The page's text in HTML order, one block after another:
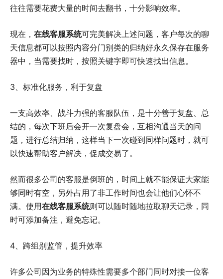
往往需要花费大量的时间去翻书，十分影响效率。
现在， 在线客服系统可完美解决上述问题，客户每次的聊
天信息都可以按照内容分门别类的归纳好永久保存在服务
器中，当需要找时，按照关键字即可快速找出信息。
3、标准化服务，利于复盘
一支高效率、战斗力强的客服队伍，是十分善于复盘、总
结的，每次下班后会开一次复盘会，互相沟通当天的问
题，进行总结归纳，这样当下一次碰到同样问题时，就可
以快速帮助客户解决，促成交易了。
然而很多公司的客服是倒班的，时间上就不能保证大家能
够同时有空，另外占用了非工作时间也会让他们心怀不
满。使用在线客服系统则可以随时随地拉取聊天记录，同
时可添加备注，避免忘记。
4、跨组别监管，提升效率
许多公司因为业务的特殊性需要多个部门同时对接一位客